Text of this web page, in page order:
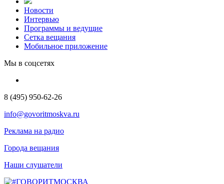
Новости
Интервью
Программы и ведущие
Сетка вещания
Мобильное приложение
Мы в соцсетях
8 (495) 950-62-26
info@govoritmoskva.ru
Реклама на радио
Города вещания
Наши слушатели